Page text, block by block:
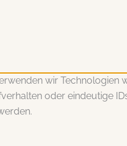
wir
oder eindeutige